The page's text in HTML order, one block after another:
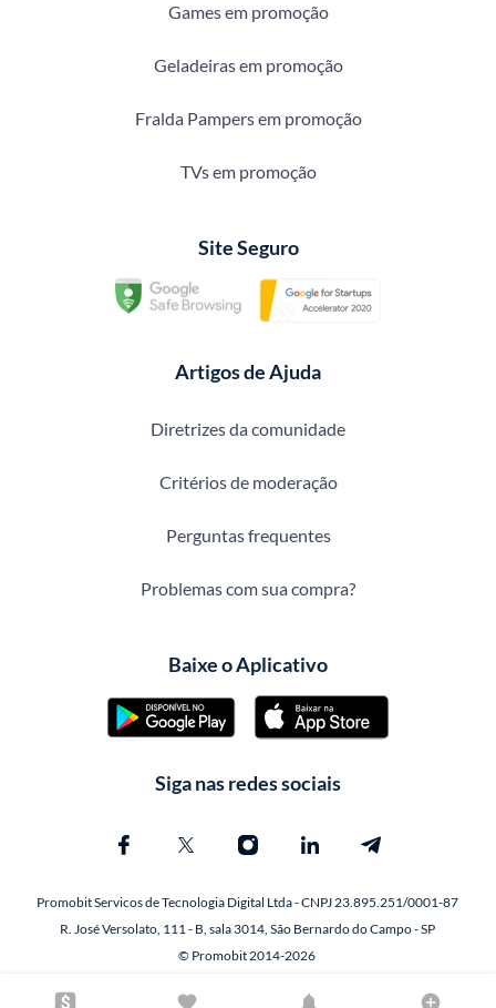
Games em promoção
Geladeiras em promoção
Fralda Pampers em promoção
TVs em promoção
Site Seguro
Artigos de Ajuda
Diretrizes da comunidade
Critérios de moderação
Perguntas frequentes
Problemas com sua compra?
Baixe o Aplicativo
Siga nas redes sociais
Promobit Servicos de Tecnologia Digital Ltda - CNPJ 23.895.251/0001-87
R. José Versolato, 111 - B, sala 3014, São Bernardo do Campo - SP
© Promobit 2014-2026